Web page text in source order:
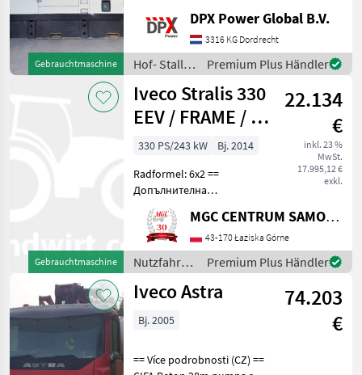
Gebrauchtmaschine
charger Including: sockets
125A - 63A - 32A - 16A Hof-
Stall- und Weidetechnik
Stromgen
DPX Power Global B.V.
3316 KG Dordrecht
Hof- Stall-
und
Weidetechnik
/ Iveco
Premium Plus Händler
Gebrauchtmaschine
Iveco Stralis 330
EEV / FRAME / 1
OWNER / NO
RUST
22.134
€
inkl. 23 %
MwSt.
17.995,12 €
exkl.
330 PS/243 kW
Bj. 2014
Radformel: 6x2 ==
Допълнителна
информация (BG) ==
Оторизиран дилър на
SUBARU в Лазиска Горне
предлага: Продава се шаси
Iveco Stralis 330 EEV след
преустройство за
MGC CENTRUM SAMOCHODOW DOSTAWCZYCH
43-170 Łaziska Górne
Nutzfahrzeuge
/ Iveco
Premium Plus Händler
Iveco Astra
74.203
€
Bj. 2005
== Více podrobnosti (CZ) ==